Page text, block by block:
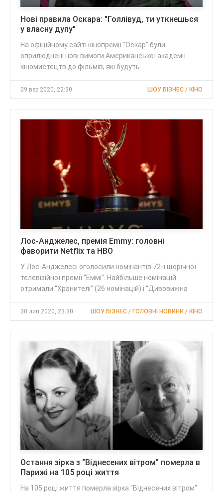
Нові правила Оскара: "Голлівуд, ти уткнешься
у власну дупу"
На офіційному сайті кінопремії "Оскар" були
оприлюднені нові вимоги Американської академії
кіномистецтв до фільмів, які будуть
09 вер 2020, 22:30 ШОУ БІЗНЕС / КІНО
Лос-Анджелес, премія Emmy: головні
фаворити Netflix та HBO
У Лос-Анджелесі оголосили номінантів 72-ї щорічної
телевізійної премії “Еммі”. Найбільше номінацій
отримали “Хранителі” (26 номінацій) і “Дивовижна
30 лип 2020, 23:30 ШОУ БІЗНЕС / ГОЛОВНІ НОВИНИ / КІНО
Остання зірка з "Віднесених вітром" померла в
Парижі на 105 році життя
На 105 році життя померла зірка "Віднесених вітром"